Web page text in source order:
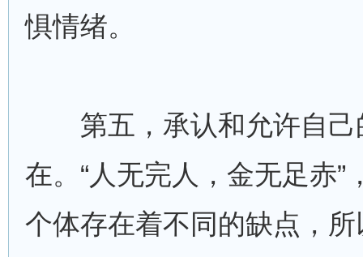
惧情绪。
第五，承认和允许自己
在。“人无完人，金无足赤”
个体存在着不同的缺点，